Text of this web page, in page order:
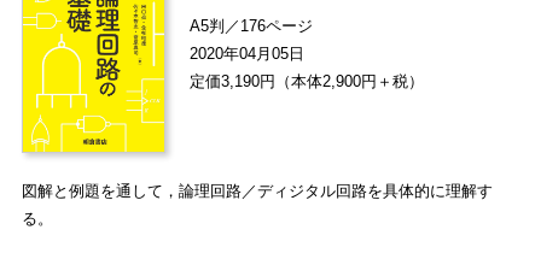
A5判／176ページ
2020年04月05日
定価3,190円（本体2,900円＋税）
図解と例題を通して，論理回路／ディジタル回路を具体的に理解す
る。